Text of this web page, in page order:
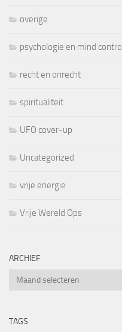
overige
psychologie en mind control
recht en onrecht
spiritualiteit
UFO cover-up
Uncategorized
vrije energie
Vrije Wereld Ops
ARCHIEF
Archief
TAGS